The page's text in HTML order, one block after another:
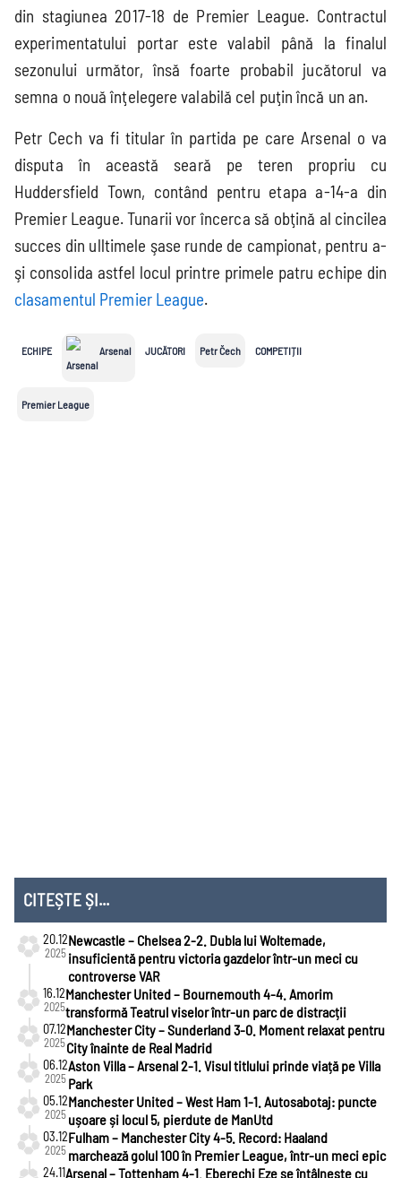
din stagiunea 2017-18 de Premier League. Contractul
experimentatului portar este valabil până la finalul
sezonului următor, însă foarte probabil jucătorul va
semna o nouă înţelegere valabilă cel puţin încă un an.
Petr Cech va fi titular în partida pe care Arsenal o va
disputa în această seară pe teren propriu cu
Huddersfield Town, contând pentru etapa a-14-a din
Premier League. Tunarii vor încerca să obţină al cincilea
succes din ulltimele şase runde de campionat, pentru a-
şi consolida astfel locul printre primele patru echipe din
clasamentul Premier League.
ECHIPE Arsenal JUCĂTORI Petr Čech COMPETIȚII
Premier League
CITEȘTE ȘI...
20.12
2025
Newcastle – Chelsea 2-2. Dubla lui Woltemade,
insuficientă pentru victoria gazdelor într-un meci cu
controverse VAR
16.12
2025
Manchester United – Bournemouth 4-4. Amorim
transformă Teatrul viselor într-un parc de distracții
07.12
2025
Manchester City – Sunderland 3-0. Moment relaxat pentru
City înainte de Real Madrid
06.12
2025
Aston Villa – Arsenal 2-1. Visul titlului prinde viață pe Villa
Park
05.12
2025
Manchester United – West Ham 1-1. Autosabotaj: puncte
ușoare și locul 5, pierdute de ManUtd
03.12
2025
Fulham – Manchester City 4-5. Record: Haaland
marchează golul 100 în Premier League, într-un meci epic
24.11Arsenal – Tottenham 4-1. Eberechi Eze se întâlnește cu